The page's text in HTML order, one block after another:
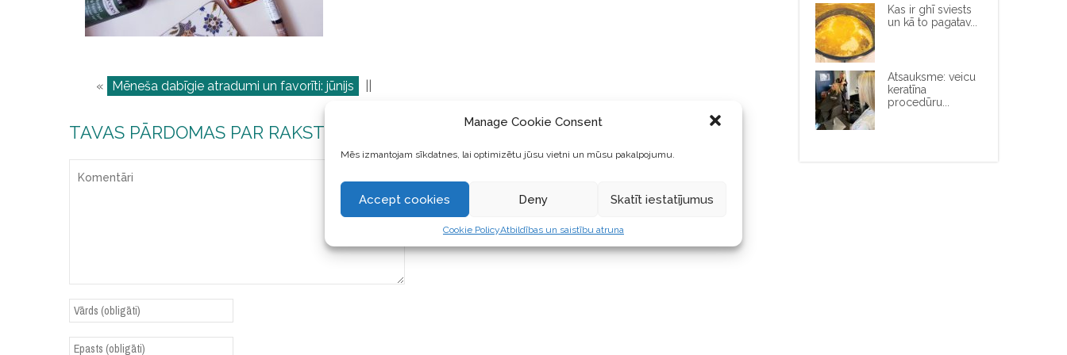
Manage Cookie Consent
Mēs izmantojam sīkdatnes, lai optimizētu jūsu vietni un mūsu pakalpojumu.
Accept cookies Deny Skatīt iestatījumus
Cookie PolicyAtbildības un saistību atruna
« Mēneša dabīgie atradumi un favorīti: jūnijs
TAVAS PĀRDOMAS PAR RAKSTU
Kas ir ghī sviests
un kā to pagatav...
Atsauksme: veicu
keratīna
procedūru...